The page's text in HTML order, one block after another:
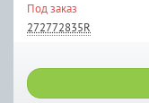
Под заказ
272772835R